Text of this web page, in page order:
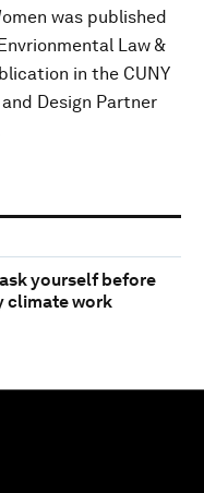
was published
Law &
in the CUNY
Design Partner
yourself before
climate work